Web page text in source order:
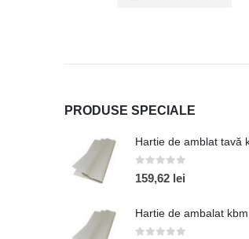
PRODUSE SPECIALE
0 out of 5
159,62 lei
Hartie de ambalat